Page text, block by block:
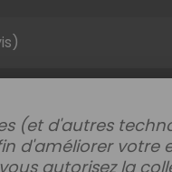
(et d'autres
d'améliorer votre
autorisez la